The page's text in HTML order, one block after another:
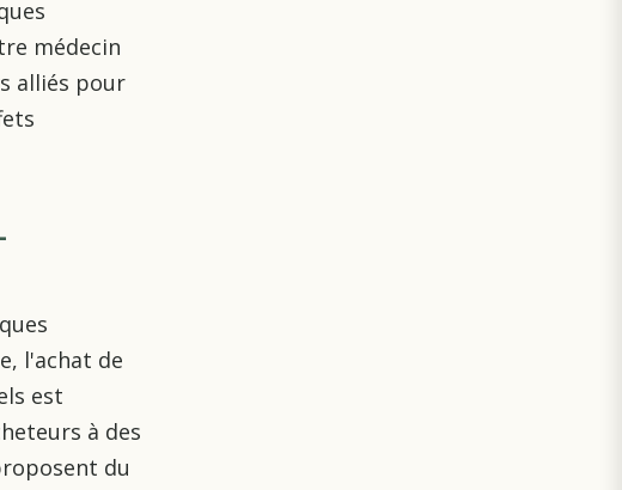
médecin
alliés pour
l'achat de
est
à des
du